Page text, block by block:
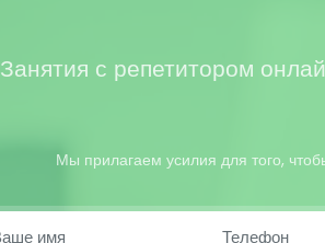
Занятия с репетитором
Мы прилагаем усилия для того,